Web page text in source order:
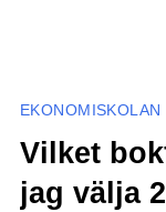
EKONOMISKOLAN
Vilket
jag välja